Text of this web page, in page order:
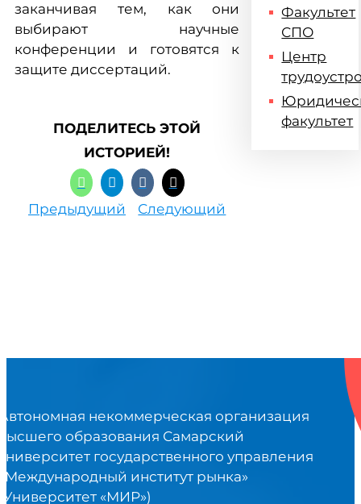
заканчивая тем, как они
выбирают научные
конференции и готовятся к
защите диссертаций.
ПОДЕЛИТЕСЬ ЭТОЙ
ИСТОРИЕЙ!
Предыдущий Следующий
Факультет
СПО
Центр
факультет
некоммерческая организация
образования Самарский
государственного управления
институт рынка»
«МИР»)